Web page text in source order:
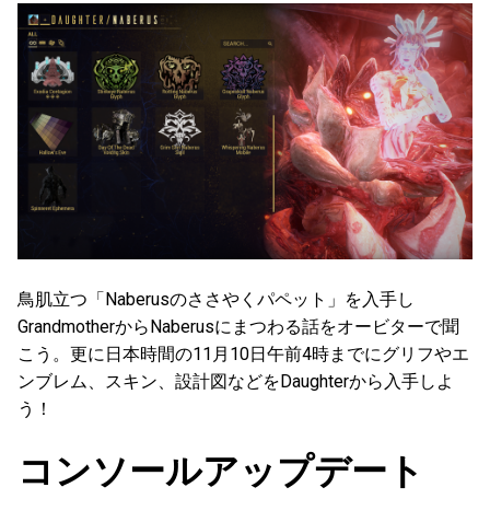
鳥肌立つ「Naberusのささやくパペット」を入手し
GrandmotherからNaberusにまつわる話をオービターで聞
こう。更に日本時間の11月10日午前4時までにグリフやエ
ンブレム、スキン、設計図などをDaughterから入手しよ
う！
コンソールアップデート